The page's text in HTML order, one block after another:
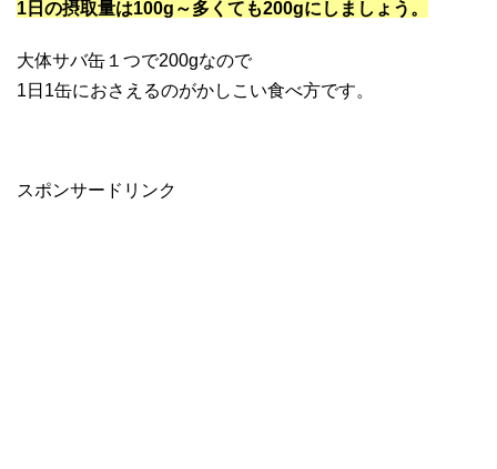
1日の摂取量は100g～多くても200gにしましょう。
大体サバ缶１つで200gなので
1日1缶におさえるのがかしこい食べ方です。
スポンサードリンク